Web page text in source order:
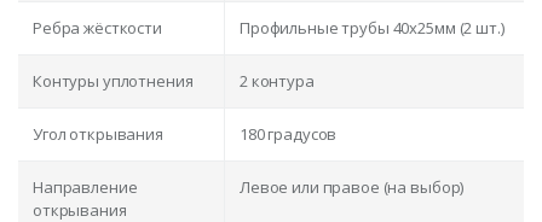
Ребра жёсткости Профильные трубы 40х25мм (2 шт.)
Контуры уплотнения 2 контура
Угол открывания 180 градусов
Направление
открывания
Левое или правое (на выбор)